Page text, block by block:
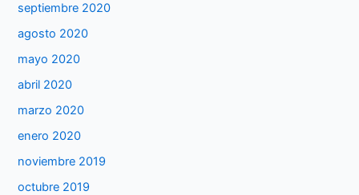
septiembre 2020
agosto 2020
mayo 2020
abril 2020
marzo 2020
enero 2020
noviembre 2019
octubre 2019